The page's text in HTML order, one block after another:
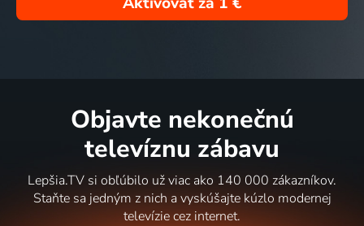
Objavte nekonečnú
televíznu zábavu
Lepšia.TV si obľúbilo už viac ako 140 000 zákazníkov.
Staňte sa jedným z nich a vyskúšajte kúzlo modernej
televízie cez internet.